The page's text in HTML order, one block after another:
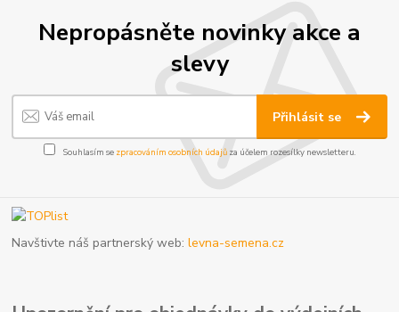
Nepropásněte novinky akce a
slevy
Přihlásit se
Souhlasím se zpracováním osobních údajůza účelem rozesílky newsletteru.
Navštivte náš partnerský web:levna-semena.cz